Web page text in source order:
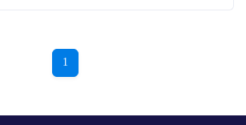
1